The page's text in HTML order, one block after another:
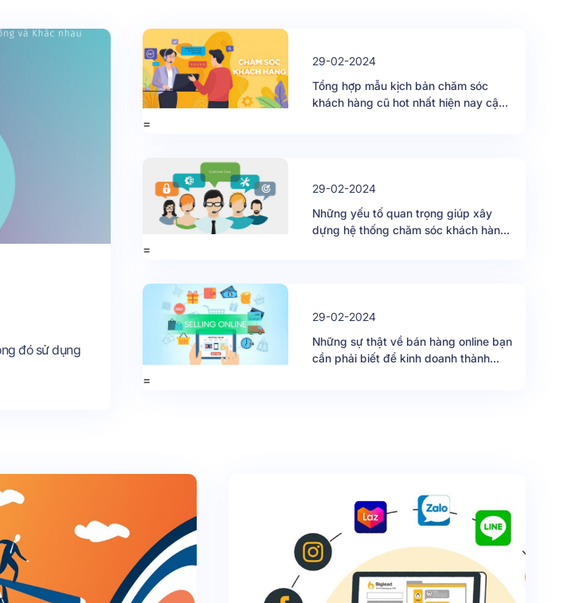
đó sử dụng
=
29-02-2024
Tổng hợp mẫu kịch bản chăm sóc
khách hàng cũ hot nhất hiện nay cập
=
29-02-2024
Những yếu tố quan trọng giúp xây
dựng hệ thống chăm sóc khách hàng
=
29-02-2024
Những sự thật về bán hàng online bạn
cần phải biết để kinh doanh thành